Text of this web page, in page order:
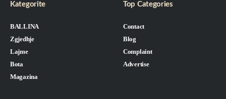
Kategorite
BALLINA
Zgjedhje
Lajme
Bota
Magazina
Top Categories
Contact
Blog
Complaint
Advertise